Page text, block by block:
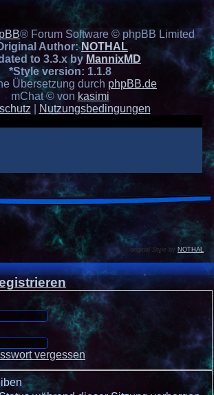
® Forum Software © phpBB Limited
Author:NOTHAL
to 3.3.x by MannixMD
*Style version: 1.1.8
Übersetzung durch phpBB.de
mChat © von kasimi
| Nutzungsbedingungen
original Style by NOTHAL
vergessen